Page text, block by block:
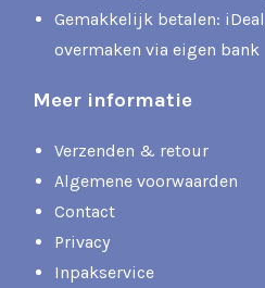
Gemakkelijk betalen:
overmaken via eigen bank
Meer informatie
Verzenden & retour
Algemene voorwaarden
Contact
Privacy
Inpakservice